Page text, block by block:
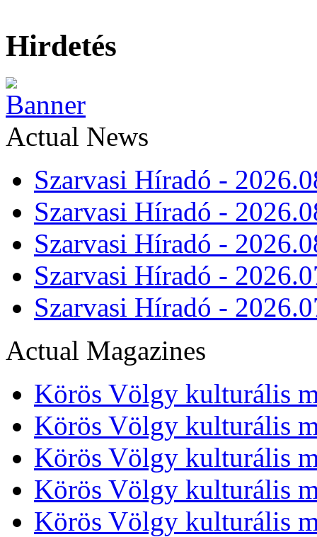
Hirdetés
Actual News
Szarvasi Híradó -
Szarvasi Híradó -
Szarvasi Híradó -
Szarvasi Híradó -
Szarvasi Híradó -
Actual Magazines
Körös Völgy kulturális
Körös Völgy kulturális
Körös Völgy kulturális
Körös Völgy kulturális
Körös Völgy kulturális